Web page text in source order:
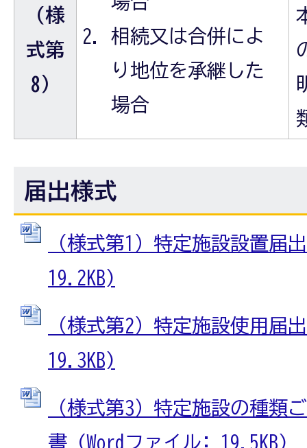
（様
式第
8）
相続又は合併によ
り地位を承継した
場合
届出様式
（様式第1）特定施設設置届
19.2KB)
（様式第2）特定施設使用届
19.3KB)
（様式第3）特定施設の種類
書 (Wordファイル: 19.5KB)